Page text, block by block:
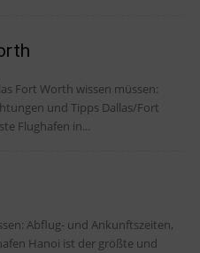
Fort Worth wissen müssen:
und Tipps Dallas/Fort
Flughafen in...